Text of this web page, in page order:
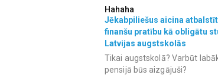
Hahaha
Jēkabpiliešus aicina
finanšu pratību kā obligātu
Latvijas augstskolās
Tikai augstskolā? Varbūt
pensijā būs aizgājuši?